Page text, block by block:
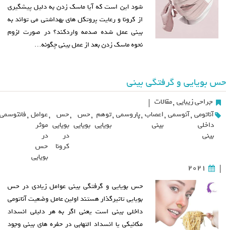
شود این است که آیا ماسک زدن به دلیل پیشگیری
از کرونا و رعایت پروتکل های بهداشتی می تواند به
بینی عمل شده صدمه واردکند؟ در صورت لزوم
نحوه ماسک زدن بعد از عمل بینی چگونه…
حس بویایی و گرفتگی بینی
جراحی زیبایی ,مقالات |
آناتومی
داخلی
بینی
,آنوسمی ,اعصاب
بینی
,پاروسمی ,توهم
بویایی
,حس
بویایی
,حس
بویایی
در
کرونا
,عوامل
موثر
در
حس
بویایی
,فانتوسمی
|
2021
حس بویایی و گرفتگی بینی عوامل زیادی در حس
بویایی تاثیرگذار هستند اولین عامل وضعیت آناتومی
داخلی بینی است یعنی اگر به هر دلیلی انسداد
مکانیکی یا انسداد التهابی در حفره های بینی وجود